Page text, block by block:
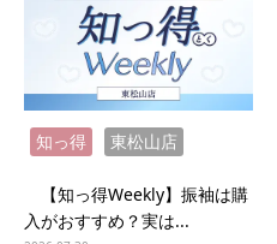
知っ得 東松山店
【知っ得Weekly】振袖は購
入がおすすめ？実は...